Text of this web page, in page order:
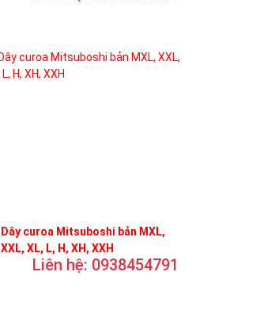
Dây curoa Mitsuboshi bản MXL,
XXL, XL, L, H, XH, XXH
Liên hệ: 0938454791